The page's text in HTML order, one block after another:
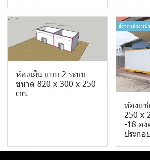
ห้องเย็น แบบ 2 ระบบ
ขนาด 820 x 300 x 250
cm.
สั่งจองล่วงหน้า
ห้องแ
250 x
-18 อ
ประก